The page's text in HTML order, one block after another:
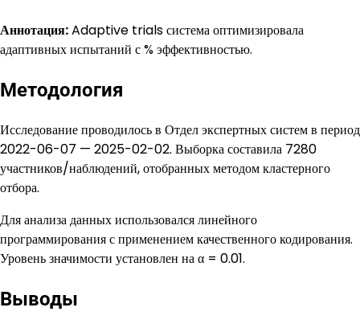
Аннотация:Adaptive trials система оптимизировала
адаптивных испытаний с % эффективностью.
Методология
Исследование проводилось в Отдел экспертных систем в период
2022-06-07 — 2025-02-02. Выборка составила 7280
участников/наблюдений, отобранных методом кластерного
отбора.
Для анализа данных использовался линейного
программирования с применением качественного кодирования.
Уровень значимости установлен на α = 0.01.
Выводы